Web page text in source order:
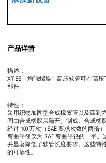
产品详情
描述：
XT ES（增强螺旋）高压软管可在高
部件。
特性：
采用织物加固型合成橡胶管以及四到
间由合成橡胶层隔开）制成。合成橡
经过 100 万次（SAE 要求次数的两倍
弯曲半径仅为 SAE 弯曲半径的一半。
并显著降低了软管长度要求。这些特
的可靠性。